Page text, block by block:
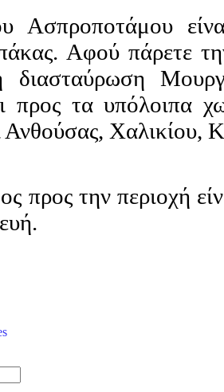
Ασπροποτάμου
Αφού πάρετε
διασταύρωση
προς τα υπόλοιπα
Χαλικίου,
προς την περιοχή